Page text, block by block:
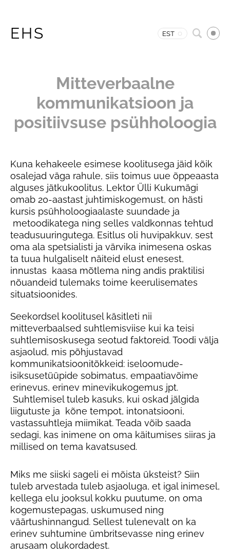
EHS EST
Mitteverbaalne
kommunikatsioon ja
positiivsuse psühholoogia
Kuna kehakeele esimese koolitusega jäid kõik
osalejad väga rahule, siis toimus uue õppeaasta
alguses jätkukoolitus. Lektor Ülli Kukumägi
omab 20-aastast juhtimiskogemust, on hästi
kursis psühholoogiaalaste suundade ja
metoodikatega ning selles valdkonnas tehtud
teadusuuringutega. Esitlus oli huvipakkuv, sest
oma ala spetsialisti ja värvika inimesena oskas
ta tuua hulgaliselt näiteid elust enesest,
innustas kaasa mõtlema ning andis praktilisi
nõuandeid tulemaks toime keerulisemates
situatsioonides.
Seekordsel koolitusel käsitleti nii
mitteverbaalsed suhtlemisviise kui ka teisi
suhtlemisoskusega seotud faktoreid. Toodi välja
asjaolud, mis põhjustavad
kommunikatsioonitõkkeid: iseloomude-
isiksusetüüpide sobimatus, empaatiavõime
erinevus, erinev minevikukogemus jpt.
Suhtlemisel tuleb kasuks, kui oskad jälgida
liigutuste ja kõne tempot, intonatsiooni,
vastassuhtleja miimikat. Teada võib saada
sedagi, kas inimene on oma käitumises siiras ja
millised on tema kavatsused.
Miks me siiski sageli ei mõista üksteist? Siin
tuleb arvestada tuleb asjaoluga, et igal inimesel,
kellega elu jooksul kokku puutume, on oma
kogemustepagas, uskumused ning
väärtushinnangud. Sellest tulenevalt on ka
erinev suhtumine ümbritsevasse ning erinev
arusaam olukordadest.